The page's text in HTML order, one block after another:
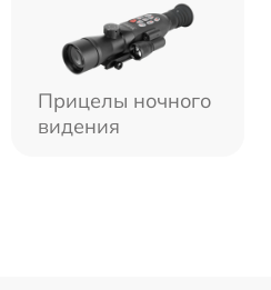
Прицелы ночного
видения